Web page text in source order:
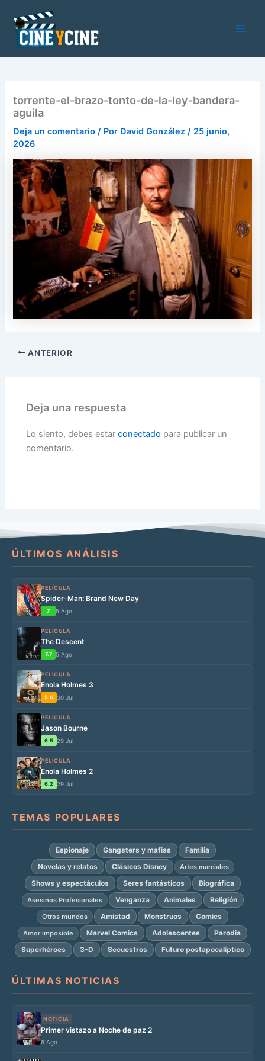
contenido
torrente-el-brazo-tonto-de-la-ley-bandera-
aguila
Deja un comentario / Por David González/ 25 junio,
2026
ANTERIOR
Deja una respuesta
Lo siento, debes estarconectado para publicar un
comentario.
ÚLTIMOS ANÁLISIS
PELÍCULA
Spider-Man: Brand New Day
7 5 Ago
PELÍCULA
The Descent
7.7 5 Ago
PELÍCULA
Enola Holmes 3
5.6 30 Jul
PELÍCULA
Jason Bourne
6.5 29 Jul
PELÍCULA
Enola Holmes 2
6.2 29 Jul
TEMAS POPULARES
Espionaje Gangsters y mafias
Familia
Novelas y relatos
Clásicos Disney Artes marciales
Shows y espectáculos Seres fantásticos Biográfica
Asesinos Profesionales Venganza Animales Religión
Otros mundos Amistad Monstruos Comics
Amor imposible Marvel Comics Adolescentes
Parodia
Superhéroes
3-D Secuestros Futuro postapocalíptico
ÚLTIMAS NOTICIAS
NOTICIA
Primer vistazo a Noche de paz 2
6 Ago